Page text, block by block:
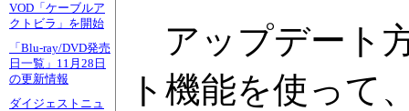
VOD「ケーブルア
クトビラ」を開始
「Blu-ray/DVD発売
日一覧」11月28日
の更新情報
ダイジェストニュ
アップデート
ト機能を使って